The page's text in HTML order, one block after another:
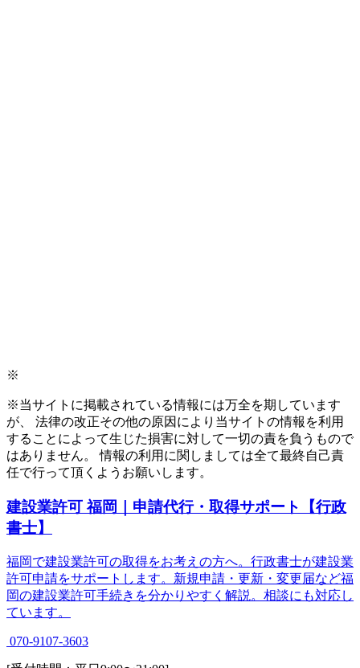
※
※当サイトに掲載されている情報には万全を期しています
が、 法律の改正その他の原因により当サイトの情報を利用
することによって生じた損害に対して一切の責を負うもので
はありません。 情報の利用に関しましては全て最終自己責
任で行って頂くようお願いします。
建設業許可 福岡｜申請代行・取得サポート【行政
書士】
福岡で建設業許可の取得をお考えの方へ。行政書士が建設業
許可申請をサポートします。新規申請・更新・変更届など福
岡の建設業許可手続きを分かりやすく解説。相談にも対応し
ています。
070-9107-3603